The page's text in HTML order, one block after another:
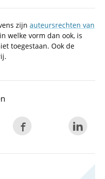
zijn auteursrechten van
welke vorm dan ook, is
toegestaan. Ook de